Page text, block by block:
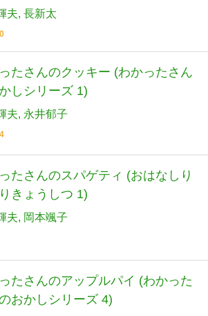
夫 長新太
たさんのクッキー (わかったさん
しシリーズ 1)
夫 永井郁子
たさんのスパゲティ (おはなしり
きょうしつ 1)
夫 岡本颯子
たさんのアップルパイ (わかった
おかしシリーズ 4)